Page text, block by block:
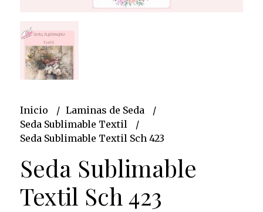
Inicio
Laminas de Seda
Seda Sublimable Textil
Seda Sublimable Textil Sch 423
Seda Sublimable
Textil Sch 423